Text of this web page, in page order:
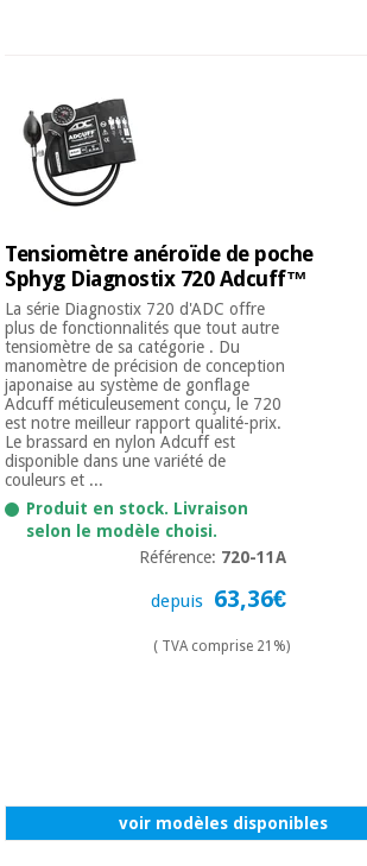
Tensiomètre anéroïde de poche
Sphyg Diagnostix 720 Adcuff™
La série Diagnostix 720 d'ADC offre
plus de fonctionnalités que tout autre
tensiomètre de sa catégorie . Du
manomètre de précision de conception
japonaise au système de gonflage
Adcuff méticuleusement conçu, le 720
est notre meilleur rapport qualité-prix.
Le brassard en nylon Adcuff est
disponible dans une variété de
couleurs et ...
Produit en stock. Livraison
selon le modèle choisi.
Référence: 720-11A
depuis 63,36€
( TVA comprise 21%)
voir modèles disponibles